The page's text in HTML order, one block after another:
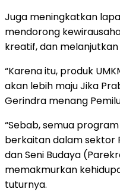
Juga meningkatkan
mendorong
kreatif, dan
“Karena itu, produk
akan lebih maju Jika
Gerindra menang
“Sebab, semua
berkaitan dalam sektor
dan Seni Budaya
memakmurkan
tuturnya.